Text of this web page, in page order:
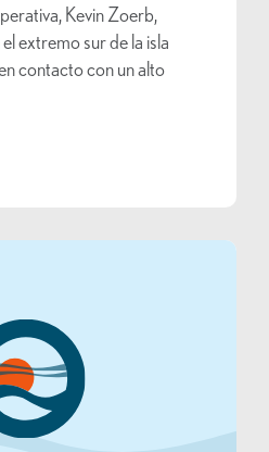
Kevin Zoerb,
extremo sur de la isla
contacto con un alto